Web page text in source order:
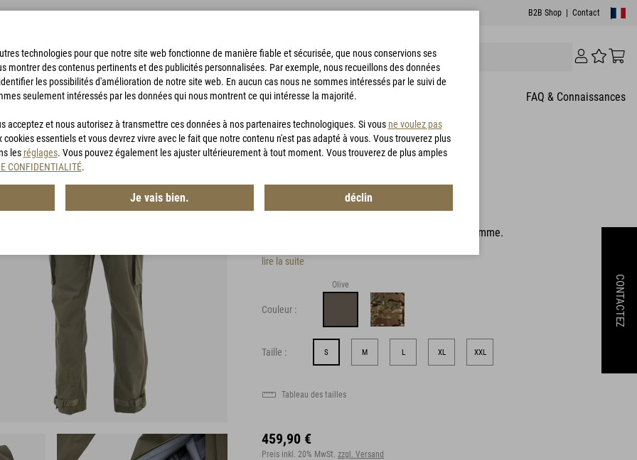
B2B Shop Contact
SACS DE BIVOUAC ACCESSOIRES CHASSE BON D'ACHAT FAQ & Connaissances
Protection contre l'humidité dans le haut de gamme.
lire la suite
Couleur :
Olive
Taille : S M L XL XXL
Tableau des tailles
459,90 €
Preis inkl. 20% MwSt. zzgl. Versand
CONTACTEZ
technologies pour que notre site web fonctionne de manière fiable et sécurisée, que nous conservions ses
montrer des contenus pertinents et des publicités personnalisées. Par exemple, nous recueillons des données
les possibilités d'amélioration de notre site web. En aucun cas nous ne sommes intéressés par le suivi de
seulement intéressés par les données qui nous montrent ce qui intéresse la majorité.
acceptez et nous autorisez à transmettre ces données à nos partenaires technologiques. Si vous ne voulez pas
essentiels et vous devrez vivre avec le fait que notre contenu n'est pas adapté à vous. Vous trouverez plus
les réglages. Vous pouvez également les ajuster ultérieurement à tout moment. Vous trouverez de plus amples
CONFIDENTIALITÉ.
Je vais bien. déclin